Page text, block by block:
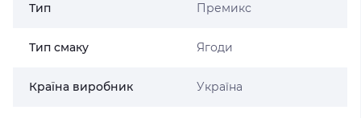
Тип Премикс
Тип смаку Ягоди
Країна виробник Україна